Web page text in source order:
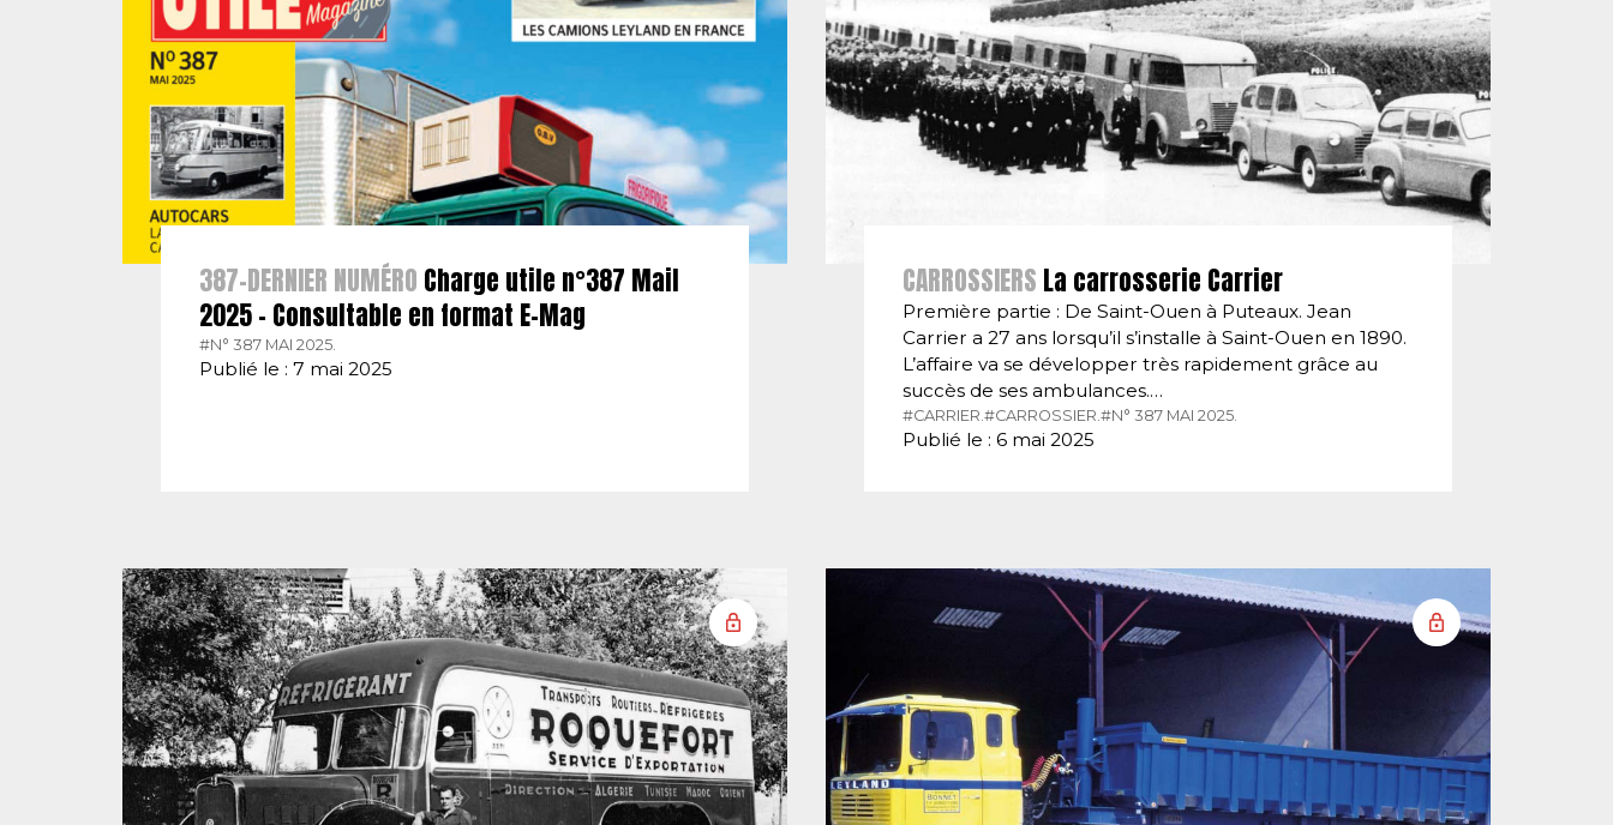
387-DERNIER NUMÉRO Charge utile n°387 Mail
2025 – Consultable en format E-Mag
#N° 387 MAI 2025.
Publié le : 7 mai 2025
CARROSSIERS La carrosserie Carrier
Première partie : De Saint-Ouen à Puteaux. Jean
Carrier a 27 ans lorsqu’il s’installe à Saint-Ouen en 1890.
L’affaire va se développer très rapidement grâce au
succès de ses ambulances.…
#CARRIER.#CARROSSIER.#N° 387 MAI 2025.
Publié le : 6 mai 2025